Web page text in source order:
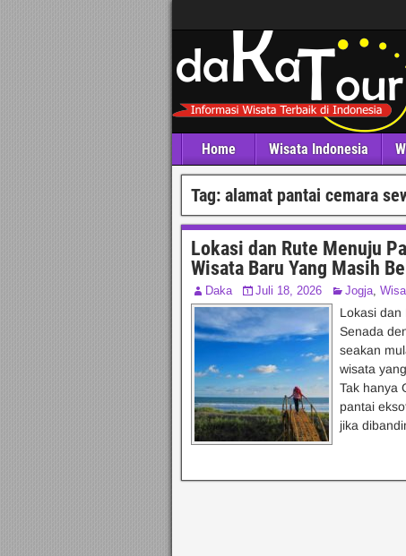
Home Wisata Indonesia
Tag: alamat pantai cemara
Lokasi dan Rute Menuju
Wisata Baru Yang Masih
Daka Juli 18, 2026 Jogja,
Lokasi
Senada
seakan
wisata
Tak hanya
pantai
jika